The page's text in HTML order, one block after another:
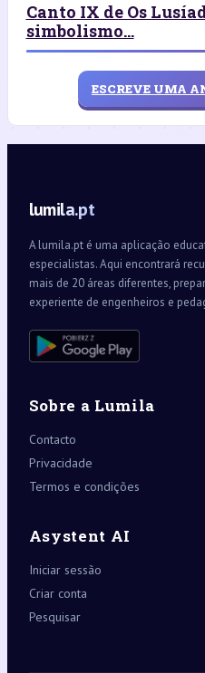
Canto IX de Os
simbolismo...
ESCREVE UMA
lumila.pt
A lumila.pt é uma aplicação
especialistas. Aqui encontrará
mais de 20 áreas diferentes,
experiente de engenheiros e
Sobre a Lumila
Contacto
Privacidade
Termos e condições
Asystent AI
Iniciar sessão
Criar conta
Pesquisar